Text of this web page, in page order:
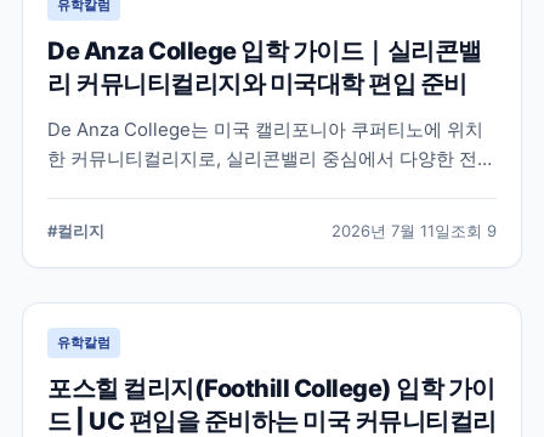
유학칼럼
De Anza College 입학 가이드｜실리콘밸
리 커뮤니티컬리지와 미국대학 편입 준비
De Anza College는 미국 캘리포니아 쿠퍼티노에 위치
한 커뮤니티컬리지로, 실리콘밸리 중심에서 다양한 전공
으로 정리했습니다.
#컬리지 2026년 7월 11일조회 9
유학칼럼
포스힐 컬리지(Foothill College) 입학 가이
드 | UC 편입을 준비하는 미국 커뮤니티컬리